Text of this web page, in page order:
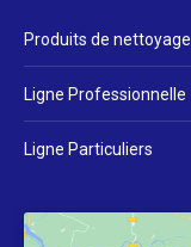
Produits de nettoyage
Ligne Professionnelle
Ligne Particuliers